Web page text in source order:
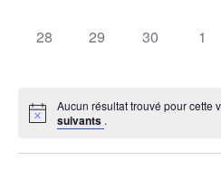
0 évènement,
28 0 évènement,
29 0 évènement,
30 0
1
Aucun résultat trouvé pour cette
suivants .